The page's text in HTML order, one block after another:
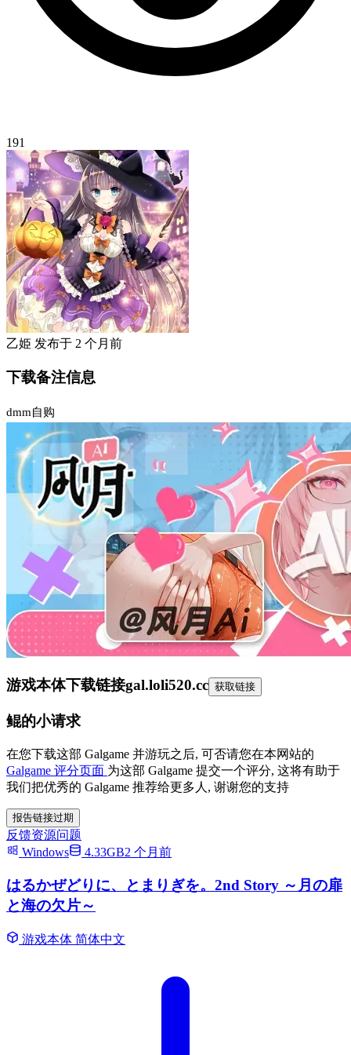
191
乙姫 发布于 2 个月前
下载备注信息
dmm自购
游戏本体下载链接gal.loli520.cc 获取链接
鲲的小请求
在您下载这部 Galgame 并游玩之后, 可否请您在本网站的
Galgame 评分页面 为这部 Galgame 提交一个评分, 这将有助于
我们把优秀的 Galgame 推荐给更多人, 谢谢您的支持
报告链接过期
反馈资源问题
Windows
4.33GB2 个月前
はるかぜどりに、とまりぎを。2nd Story ～月の扉
と海の欠片～
游戏本体 简体中文